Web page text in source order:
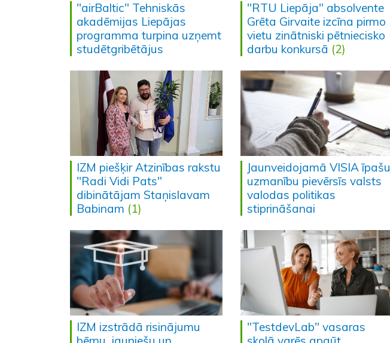
"airBaltic" Tehniskās
akadēmijas Liepājas
programma turpina uzņemt
studētgribētājus
"RTU Liepāja" absolvente
Grēta Girvaite izcīna pirmo
vietu zinātniski pētniecisko
darbu konkursā (2)
IZM piešķir Atzinības rakstu
"Radi Vidi Pats"
dibinātājam Staņislavam
Babinam (1)
Jaunveidojamā VISIA īpašu
uzmanību pievērsīs valsts
valodas politikas
stiprināšanai
IZM izstrādā risinājumu
"TestdevLab" vasaras